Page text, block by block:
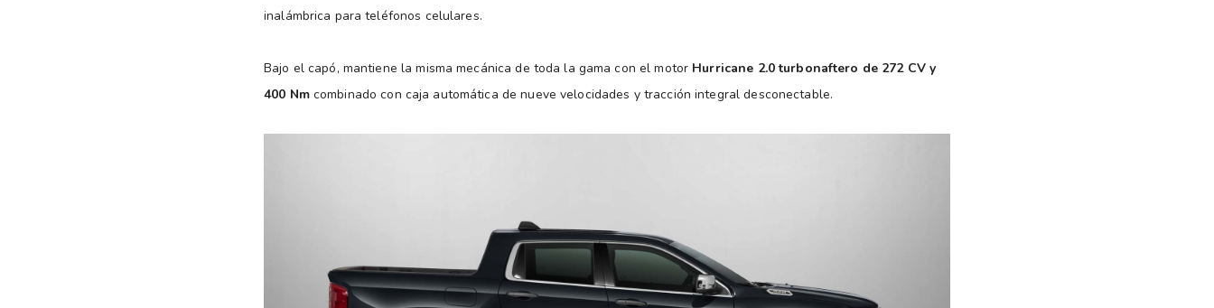
inalámbrica para teléfonos celulares.
Bajo el capó, mantiene la misma mecánica de toda la gama con el motor Hurricane 2.0 turbonaftero de 272 CV y
400 Nmcombinado con caja automática de nueve velocidades y tracción integral desconectable.